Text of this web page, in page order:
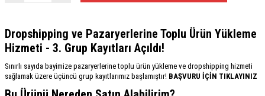
Dropshipping ve Pazaryerlerine Toplu Ürün Yükleme
Hizmeti - 3. Grup Kayıtları Açıldı!
Sınırlı sayıda bayimize pazaryerlerine toplu ürün yükleme ve dropshipping hizmeti
sağlamak üzere üçüncü grup kayıtlarımız başlamıştır! BAŞVURU İÇİN TIKLAYINIZ